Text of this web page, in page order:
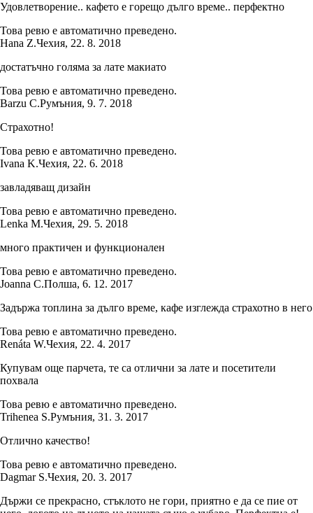
Удовлетворение.. кафето е горещо дълго време.. перфектно
Това ревю е автоматично преведено.
Hana Z.Чехия, 22. 8. 2018
достатъчно голяма за лате макиато
Това ревю е автоматично преведено.
Barzu C.Румъния, 9. 7. 2018
Страхотно!
Това ревю е автоматично преведено.
Ivana K.Чехия, 22. 6. 2018
завладяващ дизайн
Това ревю е автоматично преведено.
Lenka M.Чехия, 29. 5. 2018
много практичен и функционален
Това ревю е автоматично преведено.
Joanna C.Полша, 6. 12. 2017
Задържа топлина за дълго време, кафе изглежда страхотно в него
Това ревю е автоматично преведено.
Renáta W.Чехия, 22. 4. 2017
Купувам още парчета, те са отлични за лате и посетители
похвала
Това ревю е автоматично преведено.
Trihenea S.Румъния, 31. 3. 2017
Отлично качество!
Това ревю е автоматично преведено.
Dagmar S.Чехия, 20. 3. 2017
Държи се прекрасно, стъклото не гори, приятно е да се пие от